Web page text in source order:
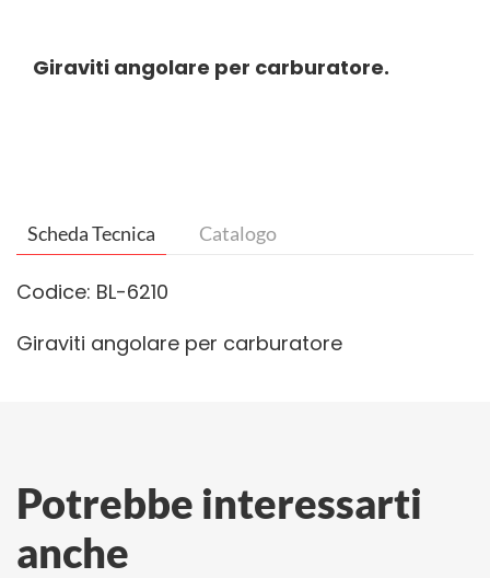
Giraviti angolare per carburatore.
Scheda Tecnica Catalogo
Codice: BL-6210
Giraviti angolare per carburatore
Potrebbe interessarti
anche